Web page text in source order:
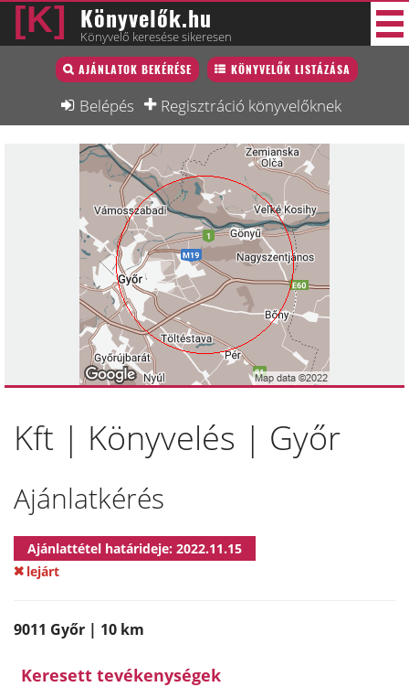
Könyvelők.hu
Könyvelő keresése sikeresen
AJÁNLATOK BEKÉRÉSE KÖNYVELŐK LISTÁZÁSA
Belépés Regisztráció könyvelőknek
Könyvelő lista
Könyvelési munkák
Képzésnaptár
Kft | Könyvelés | Győr
Ajánlatkérés
Ajánlattétel határideje: 2022.11.15
lejárt
9011 Győr | 10 km
Keresett tevékenységek